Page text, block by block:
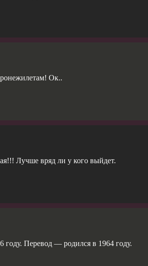
Ок..
Лучше вряд ли у кого выйдет.
году. Перевод — родился в 1964 году.